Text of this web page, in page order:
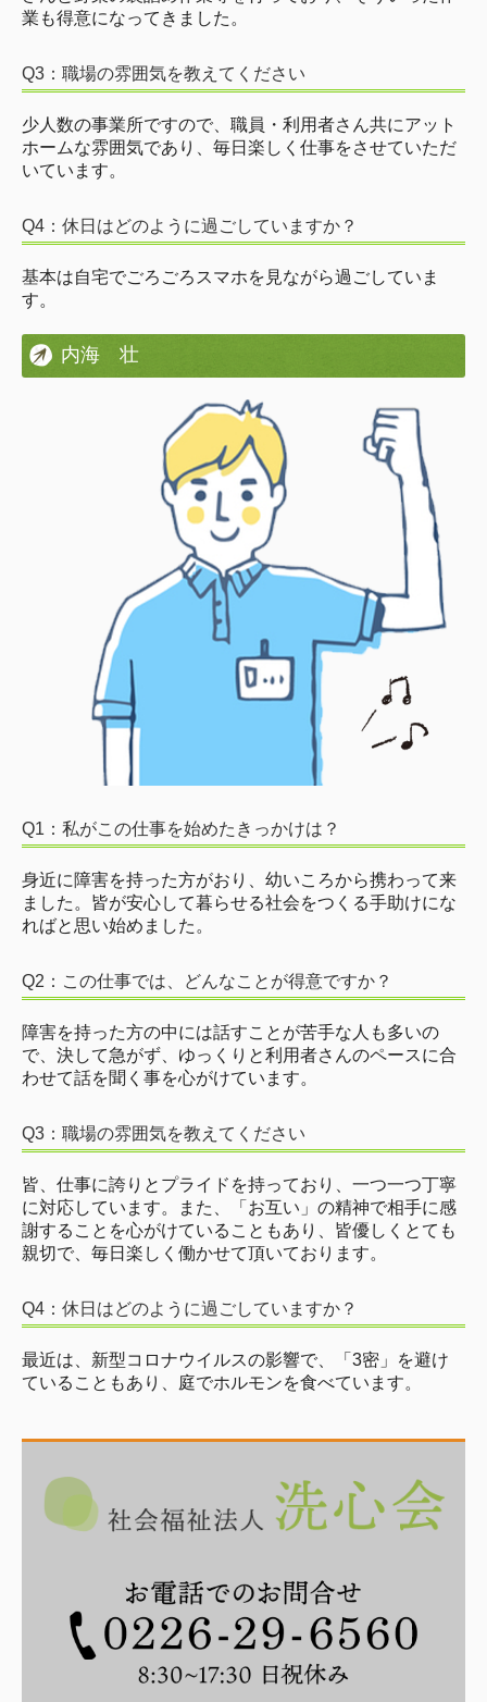
業も得意になってきました。
Q3：職場の雰囲気を教えてください
少人数の事業所ですので、職員・利用者さん共にアット
ホームな雰囲気であり、毎日楽しく仕事をさせていただ
いています。
Q4：休日はどのように過ごしていますか？
基本は自宅でごろごろスマホを見ながら過ごしていま
す。
内海 壮
Q1：私がこの仕事を始めたきっかけは？
身近に障害を持った方がおり、幼いころから携わって来
ました。皆が安心して暮らせる社会をつくる手助けにな
ればと思い始めました。
Q2：この仕事では、どんなことが得意ですか？
障害を持った方の中には話すことが苦手な人も多いの
で、決して急がず、ゆっくりと利用者さんのペースに合
わせて話を聞く事を心がけています。
Q3：職場の雰囲気を教えてください
皆、仕事に誇りとプライドを持っており、一つ一つ丁寧
に対応しています。また、「お互い」の精神で相手に感
謝することを心がけていることもあり、皆優しくとても
親切で、毎日楽しく働かせて頂いております。
Q4：休日はどのように過ごしていますか？
最近は、新型コロナウイルスの影響で、「3密」を避け
ていることもあり、庭でホルモンを食べています。